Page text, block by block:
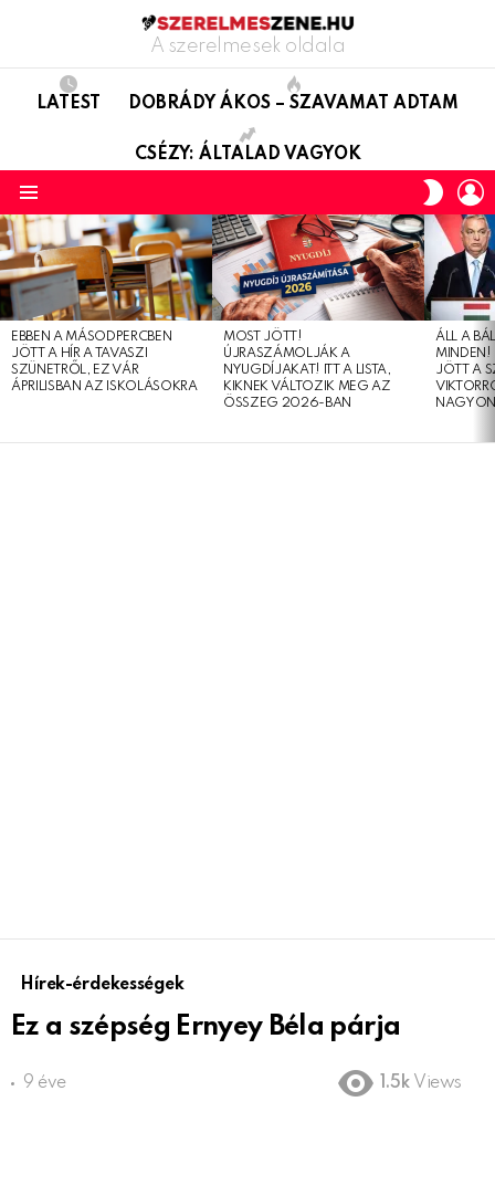
A szerelmesek oldala
LATEST DOBRÁDY ÁKOS – SZAVAMAT ADTAM
CSÉZY: ÁLTALAD VAGYOK
SKIN
LATEST
STORIES
EBBEN A MÁSODPERCBEN
JÖTT A HÍR A TAVASZI
SZÜNETRŐL, EZ VÁR
ÁPRILISBAN AZ ISKOLÁSOKRA
MOST JÖTT!
ÚJRASZÁMOLJÁK A
NYUGDÍJAKAT! ITT A LISTA,
KIKNEK VÁLTOZIK MEG AZ
ÖSSZEG 2026-BAN
ÁLL A
MINDEN!
JÖTT A
Hírek-érdekességek
Ez a szépség Ernyey Béla párja
9 éve 1.5k Views